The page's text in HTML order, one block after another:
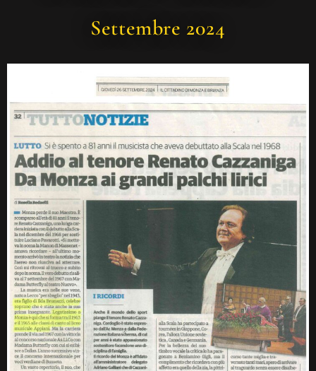
Settembre 2024